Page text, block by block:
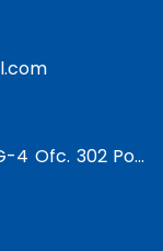
Calle 5 Sur No. 78 L-81 Bloque G-4 Ofc. 302 Portería 1 Banderas - Kennedy